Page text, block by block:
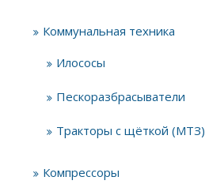
Коммунальная техника
Илососы
Пескоразбрасыватели
Тракторы с щёткой (МТЗ)
Компрессоры